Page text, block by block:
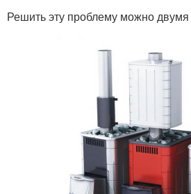
Решить эту проблему можно